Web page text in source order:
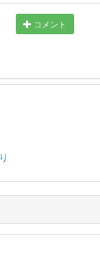
コメント